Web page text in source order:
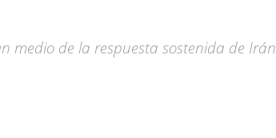
medio de la respuesta sostenida de Irán